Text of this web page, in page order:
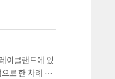
말 선두 타자로
타자를 삼진
로 한 차례 출